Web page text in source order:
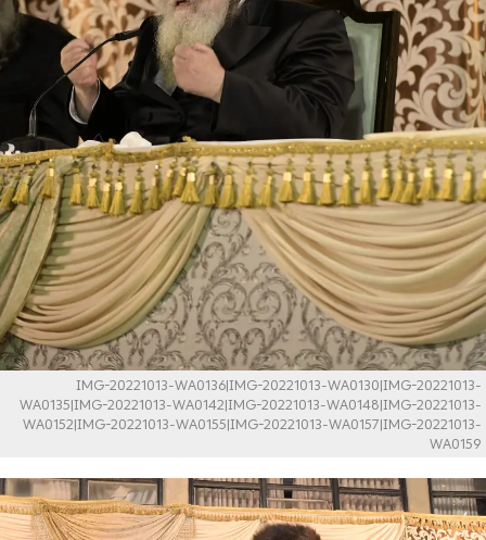
IMG-20221013-WA0136|IMG-20221013-WA0130|IMG-20221013-
WA0135|IMG-20221013-WA0142|IMG-20221013-WA0148|IMG-20221013-
WA0152|IMG-20221013-WA0155|IMG-20221013-WA0157|IMG-20221013-
WA0159